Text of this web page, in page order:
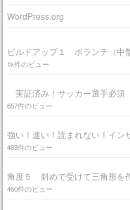
WordPress.org
ビルドアップ１ ボランチ（中
1k件のビュー
実証済み！サッカー選手必
657件のビュー
強い！速い！読まれない！イン
483件のビュー
角度５ 斜めで受けて三角形を
460件のビュー